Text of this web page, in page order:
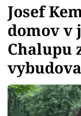
Témata
Bydlení
Zahrada
Design
Josef
domov v
Chalupu